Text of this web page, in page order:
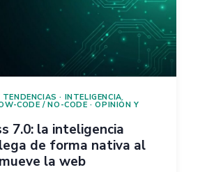
· INTELIGENCIA
CODE / NO-CODE ·OPINIÓN Y
7.0: la inteligencia
de forma nativa al
la web